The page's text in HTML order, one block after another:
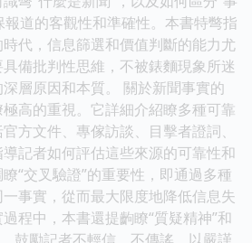
報道的客觀性和準確性。本書特彆指
代，信息篩選和價值判斷的能力尤
備批判性思維，不被錶麵現象所迷
層原因和本質。 關於新聞事實的
高的重視。它詳細介紹瞭多種可靠
方文件、專傢訪談、目擊者證詞、
記者如何評估這些來源的可靠性和
“交叉驗證”的重要性，即通過多種
事實，從而最大限度地降低信息失
程中，本書還提齣瞭“質疑精神”和